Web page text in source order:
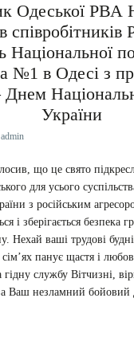
Одеської РВА
Національної
№1 в Одесі з
України
admin
що це свято
для усього
з російським
і зберігається безпека
Нехай ваші трудові
панує щастя і
службу Вітчизні,
Ваш незламний бойовий